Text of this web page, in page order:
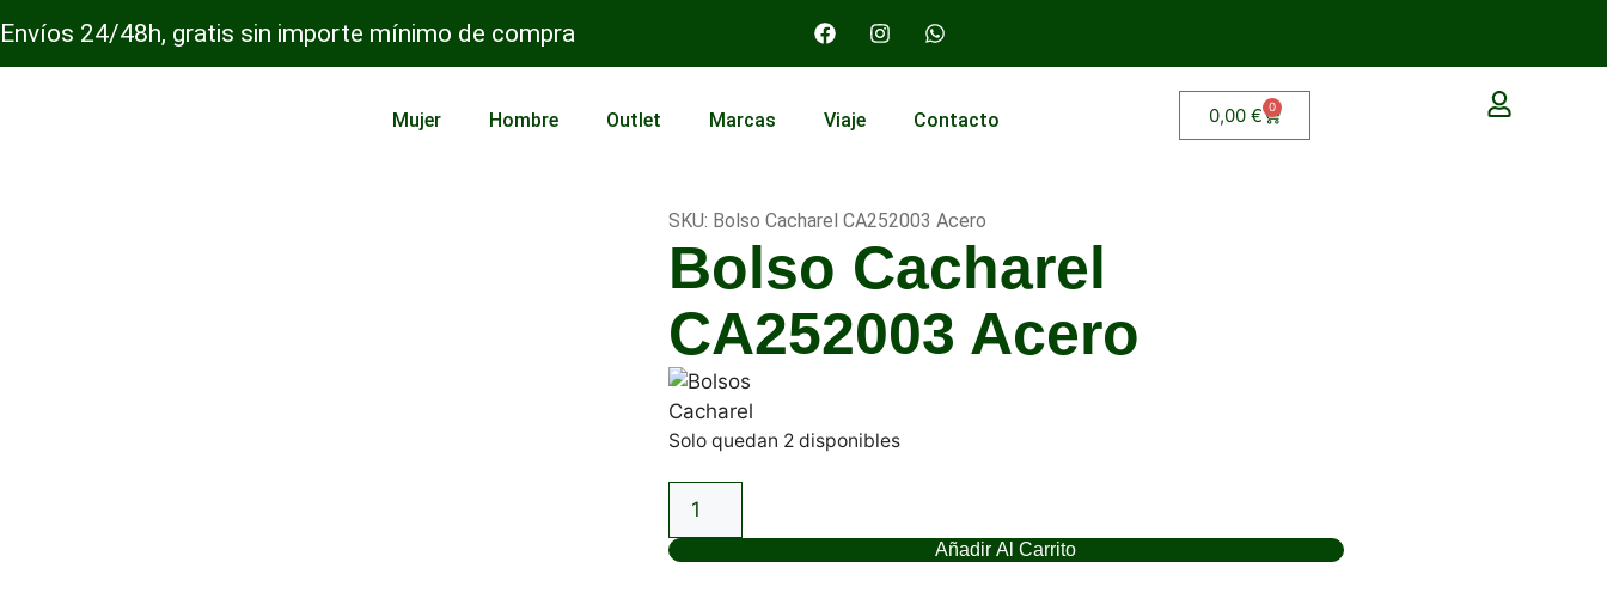
Envíos 24/48h, gratis sin importe mínimo de compra
Mujer Hombre Outlet Marcas Viaje Contacto 0,00 € 0
SKU: Bolso Cacharel CA252003 Acero
Bolso Cacharel
CA252003 Acero
Solo quedan 2 disponibles
Añadir Al Carrito